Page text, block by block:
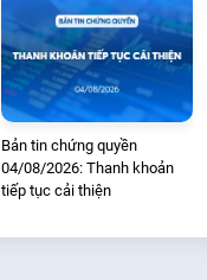
Bản tin chứng quyền
04/08/2026: Thanh khoản
tiếp tục cải thiện